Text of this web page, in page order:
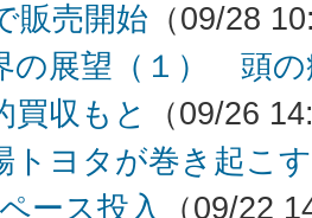
販売開始 （09/28
の展望（１） 頭
買収もと
（09/26
トヨタが巻き起こ
ース投入
（09/22